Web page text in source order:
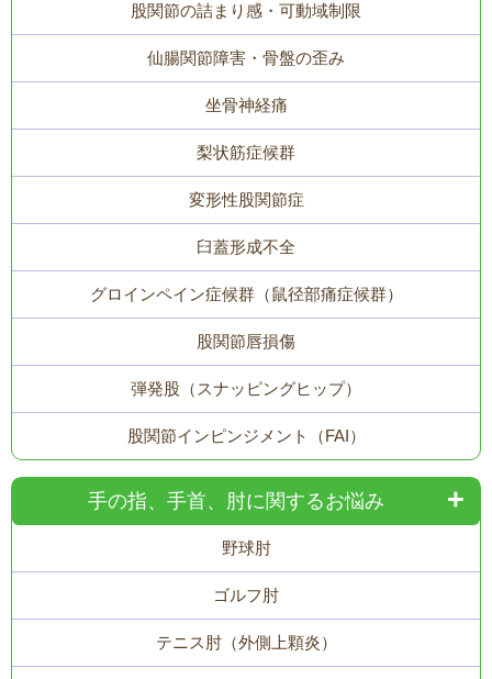
股関節の詰まり感・可動域制限
仙腸関節障害・骨盤の歪み
坐骨神経痛
梨状筋症候群
変形性股関節症
臼蓋形成不全
グロインペイン症候群（鼠径部痛症候群）
股関節唇損傷
弾発股（スナッピングヒップ）
股関節インピンジメント（FAI）
手の指、手首、肘に関するお悩み
野球肘
ゴルフ肘
テニス肘（外側上顆炎）